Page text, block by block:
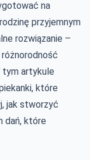
na
przyjemnym
rozwiązanie –
tym artykule
które
jak stworzyć
dań, które